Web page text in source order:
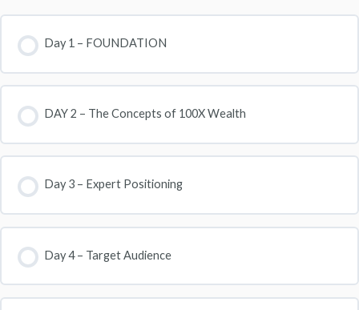
Day 1 – FOUNDATION
DAY 2 – The Concepts of 100X Wealth
Day 3 – Expert Positioning
Day 4 – Target Audience